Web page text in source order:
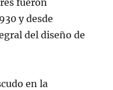
fueron
y desde
del diseño de
en la